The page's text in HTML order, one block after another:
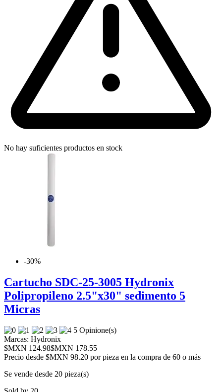
No hay suficientes productos en stock
-30%
Cartucho SDC-25-3005 Hydronix
Polipropileno 2.5"x30" sedimento 5
Micras
5 Opinione(s)
Marcas: Hydronix
$MXN 124.98$MXN 178.55
Precio desde $MXN 98.20 por pieza en la compra de 60 o más
Se vende desde 20 pieza(s)